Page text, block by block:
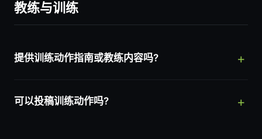
教练与训练
提供训练动作指南或教练内容吗?
可以投稿训练动作吗?